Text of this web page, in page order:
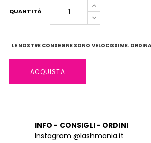
QUANTITÀ
LE NOSTRE CONSEGNE SONO VELOCISSIME.
ACQUISTA
INFO - CONSIGLI - ORDINI
Instagram @lashmania.it